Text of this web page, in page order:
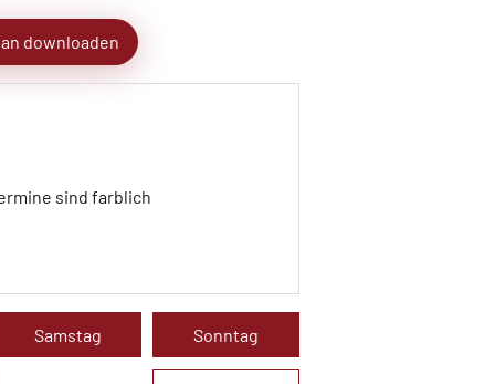
downloaden
sind farblich
Samstag Sonntag